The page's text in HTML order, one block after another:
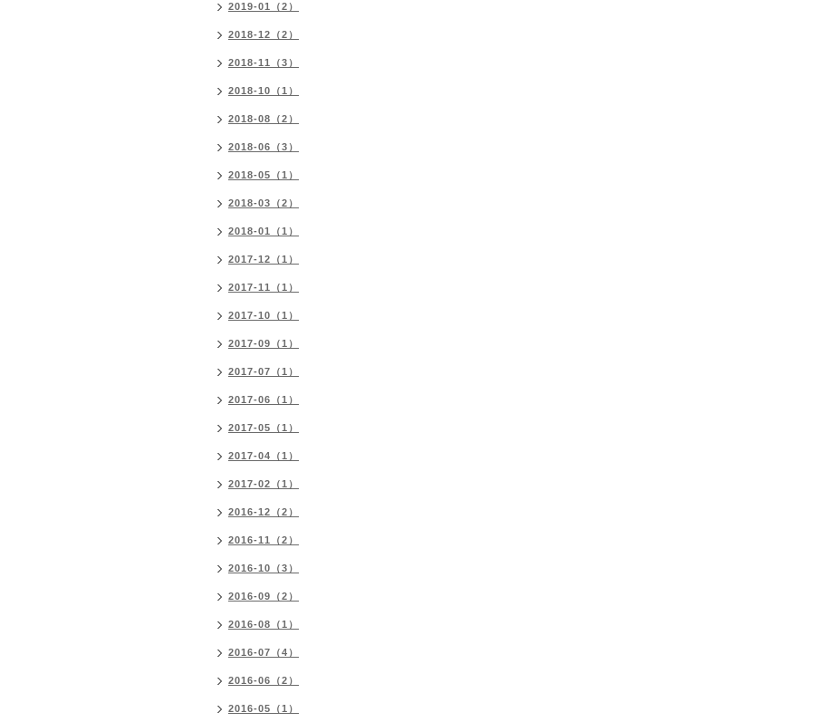
2019-01（2）
2018-12（2）
2018-11（3）
2018-10（1）
2018-08（2）
2018-06（3）
2018-05（1）
2018-03（2）
2018-01（1）
2017-12（1）
2017-11（1）
2017-10（1）
2017-09（1）
2017-07（1）
2017-06（1）
2017-05（1）
2017-04（1）
2017-02（1）
2016-12（2）
2016-11（2）
2016-10（3）
2016-09（2）
2016-08（1）
2016-07（4）
2016-06（2）
2016-05（1）